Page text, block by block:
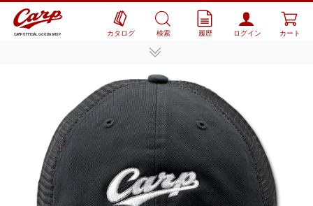
CARP OFFICIAL GOODS SHOP カタログ 検索 履歴 ログイン カート